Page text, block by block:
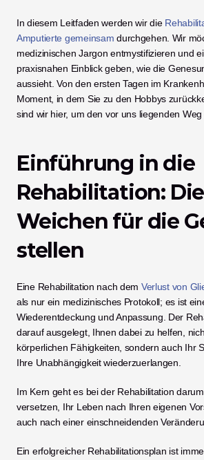
In diesem Leitfaden werden wir die
Amputierte gemeinsam durchgehen. Wir
medizinischen Jargon entmystifizieren und
praxisnahen Einblick geben, wie die
aussieht. Von den ersten Tagen im
Moment, in dem Sie zu den Hobbys
sind wir hier, um den vor uns liegenden Weg
Einführung in die
Rehabilitation: Die
Weichen für die
stellen
Eine Rehabilitation nach dem Verlust von
als nur ein medizinisches Protokoll; es ist
Wiederentdeckung und Anpassung. Der
darauf ausgelegt, Ihnen dabei zu helfen,
körperlichen Fähigkeiten, sondern auch Ihr
Ihre Unabhängigkeit wiederzuerlangen.
Im Kern geht es bei der Rehabilitation
versetzen, Ihr Leben nach Ihren eigenen
auch nach einer einschneidenden
Ein erfolgreicher Rehabilitationsplan ist